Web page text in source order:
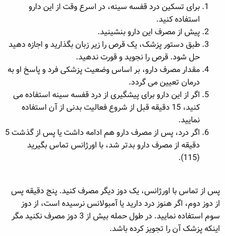
برای تسکین درد قفسه سینه، در اسرع وقت از این دارو
استفاده کنید.
پیش از مصرف این دارو بنشینید.
طبق دستور پزشک، یک قرص را زیر زبان بگذارید و اجازه دهید
حل شود. قرص را نجوید و قورت ندهید.
مقدار مصرف دارو، بر اساس وضعیت پزشکی فرد و پاسخ او به
درمان تعیین می گردد.
اگر از این دارو برای پیشگیری از درد قفسه سینه استفاده می
کنید، 15 دقیقه قبل از شروع فعالیت بدنی از آن استفاده
نمایید.
اگر درد، پس از مصرف دارو هم ادامه داشت یا پس از گذشت 5
دقیقه از مصرف دارو بدتر شد، با اورژانس تماس بگیرید
(115).
پس از تماس با اورژانس، یک دوز دیگر مصرف کنید. پنج دقیقه پس
از دوز دوم، اگر هنوز درد دارید یا آمبولانس نرسیده است، از دوز
سوم استفاده نمایید. در طول حمله بیش از 3 دوز مصرف نکنید مگر
اینکه پزشک آن را تجویز کرده باشد.